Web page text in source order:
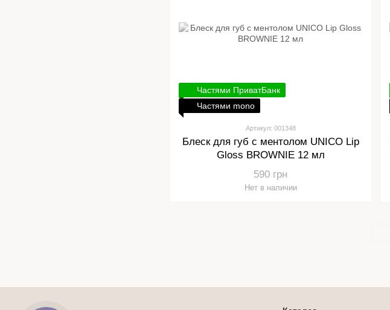
Частями ПриватБанк
Частями mono
Артикул: 001348
Блеск для губ с ментолом UNICO Lip
Gloss BROWNIE 12 мл
590 грн
Нет в наличии